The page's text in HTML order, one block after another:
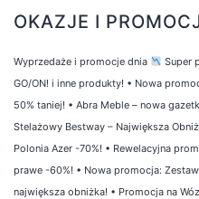
OKAZJE I
Wyprzedaże i promocje dnia
Super
GO/ON! i inne produkty! • Nowa
50% taniej! • Abra Meble – nowa
Stelażowy Bestway – Największa
Polonia Azer -70%! • Rewelacyjna
prawe -60%! • Nowa promocja:
największa obniżka! • Promocja na